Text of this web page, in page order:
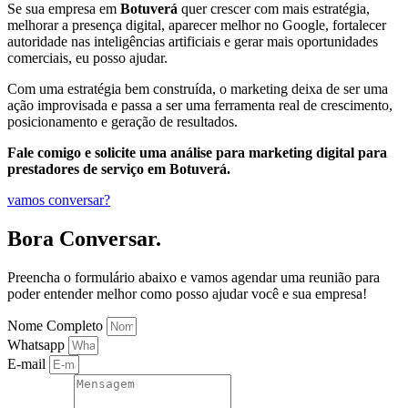
Se sua empresa em Botuverá quer crescer com mais estratégia,
melhorar a presença digital, aparecer melhor no Google, fortalecer
autoridade nas inteligências artificiais e gerar mais oportunidades
comerciais, eu posso ajudar.
Com uma estratégia bem construída, o marketing deixa de ser uma
ação improvisada e passa a ser uma ferramenta real de crescimento,
posicionamento e geração de resultados.
Fale comigo e solicite uma análise para marketing digital para
prestadores de serviço em Botuverá.
vamos conversar?
Bora Conversar.
Preencha o formulário abaixo e vamos agendar uma reunião para
poder entender melhor como posso ajudar você e sua empresa!
Nome Completo
Whatsapp
E-mail